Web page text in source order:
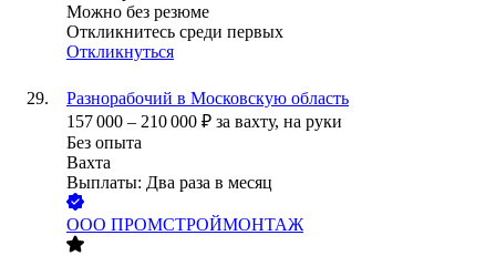
Можно без резюме
Откликнитесь среди первых
Откликнуться
Разнорабочий в Московскую область
157 000 – 210 000 ₽ за вахту, на руки
Без опыта
Вахта
Выплаты: Два раза в месяц
ООО ПРОМСТРОЙМОНТАЖ